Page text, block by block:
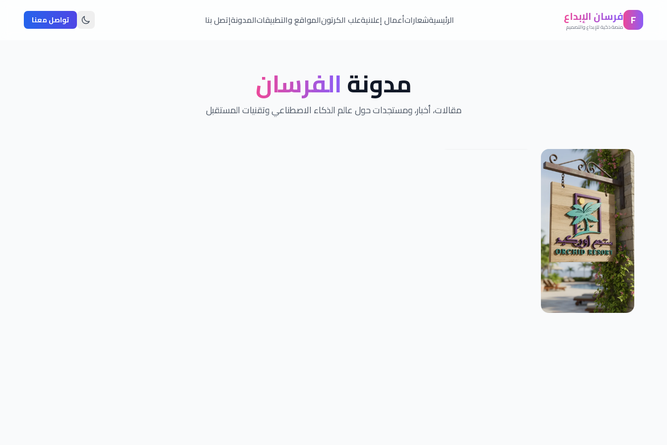
F فرسان الإبداع
منصة ذكية للإبداع والتصميم الرئيسيةشعاراتأعمال إعلانيةعلب الكرتونالمواقع والتطبيقاتالمدونةإتصل بنا تواصل معنا
مدونةالفرسان
مقالات، أخبار، ومستجدات حول عالم الذكاء الاصطناعي وتقنيات المستقبل